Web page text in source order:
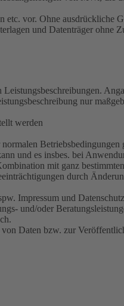
etc. vor. Ohne ausdrückliche
und Datenträger ohne
nur
werden
Betriebsbedingungen
und es insbes. bei
mit ganz
durch
Impressum und
und/oder
von Daten bzw. zur